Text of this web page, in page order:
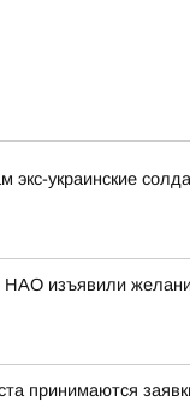
экс-украинские
изъявили
принимаются